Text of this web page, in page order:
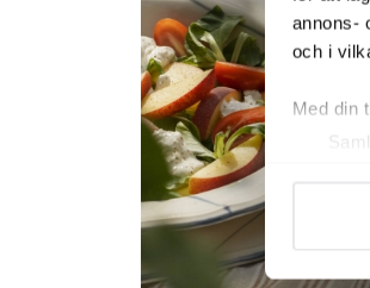
annons-
och i
Med din
eller